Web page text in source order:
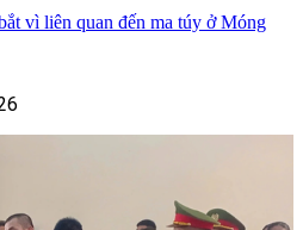
vì liên quan đến ma túy ở Móng